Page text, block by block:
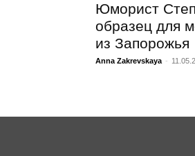
Юморист
образец для
из Запорожья
Anna Zakrevskaya -